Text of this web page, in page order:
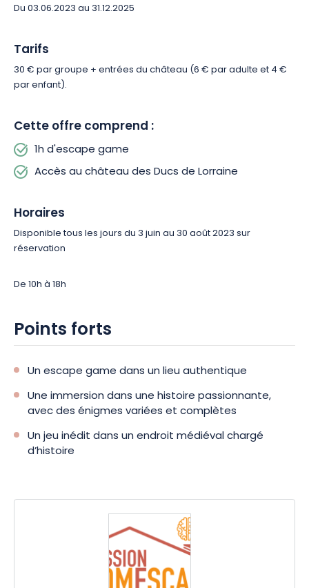
Du 03.06.2023 au 31.12.2025
Tarifs
30 € par groupe + entrées du château (6 € par adulte et 4 €
par enfant).
Cette offre comprend :
1h d'escape game
Accès au château des Ducs de Lorraine
Horaires
Disponible tous les jours du 3 juin au 30 août 2023 sur
réservation
De 10h à 18h
Points forts
Un escape game dans un lieu authentique
Une immersion dans une histoire passionnante,
avec des énigmes variées et complètes
Un jeu inédit dans un endroit médiéval chargé
d’histoire